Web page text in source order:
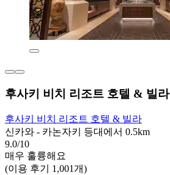
후사키 비치 리조트 호텔 & 빌라
후사키 비치 리조트 호텔 & 빌라
신카와 - 카논자키 등대에서 0.5km
9.0/10
매우 훌륭해요
(이용 후기 1,001개)